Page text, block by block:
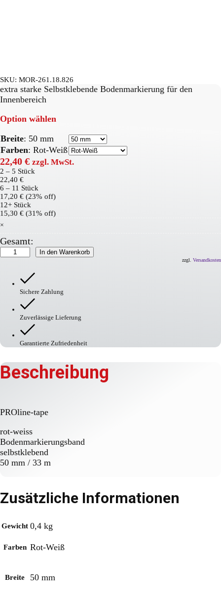
SKU: MOR-261.18.826
extra starke Selbstklebende Bodenmarkierung für den
Innenbereich
Option wählen
Breite: 50 mm
Farben: Rot-Weiß
22,40 € zzgl. MwSt.
2 – 5 Stück
22,40 €
6 – 11 Stück
17,20 € (23% off)
12+ Stück
15,30 € (31% off)
×
Gesamt:
PROline-
tape
In den Warenkorb
zzgl. Versandkosten
Sichere Zahlung
Zuverlässige Lieferung
Garantierte Zufriedenheit
Beschreibung
PROline-tape
rot-weiss
Bodenmarkierungsband
selbstklebend
50 mm / 33 m
Zusätzliche Informationen
Gewicht 0,4 kg
Farben Rot-Weiß
Breite 50 mm